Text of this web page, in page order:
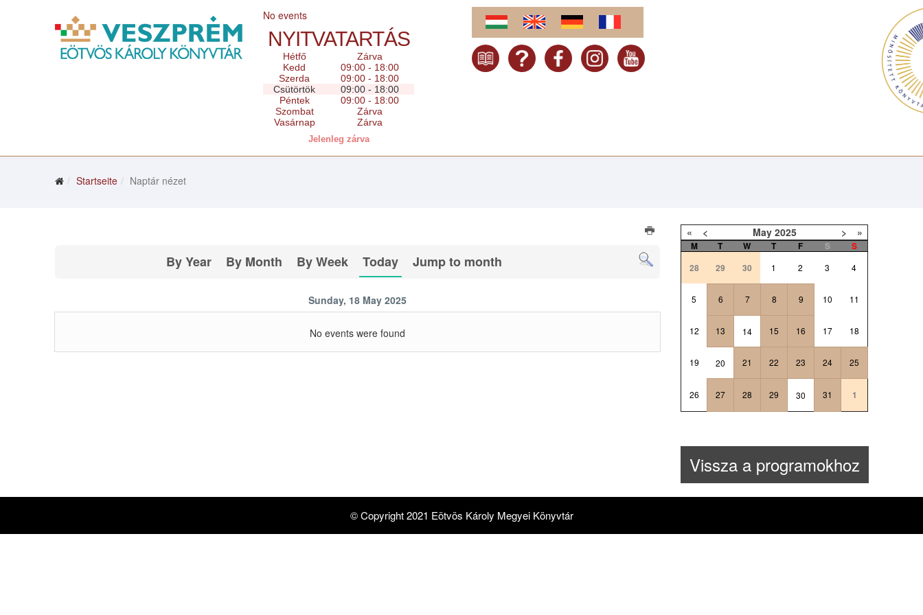
No events
NYITVATARTÁS
Hétfő
Zárva
Kedd
09:00 - 18:00
Szerda
09:00 - 18:00
Csütörtök
09:00 - 18:00
Péntek
09:00 - 18:00
Szombat
Zárva
Vasárnap
Zárva
Jelenleg zárva
Startseite Naptár nézet
By Year By Month By Week Today Jump to month
Sunday, 18 May 2025
No events were found
« < May 2025 > »
M T W T F S
S
28
29 30 1 2 3 4
5 6 7 8 9 10 11
12 13 14 15 16 17 18
19 20 21 22 23 24 25
26 27 28 29 30 31 1
Vissza a programokhoz
© Copyright 2021 Eötvös Károly Megyei Könyvtár